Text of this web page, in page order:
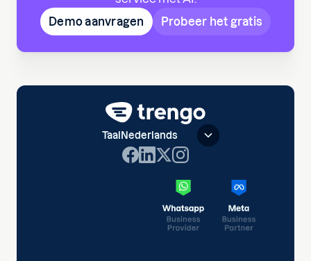
Demo aanvragen
Probeer het gratis
TaalNederlands